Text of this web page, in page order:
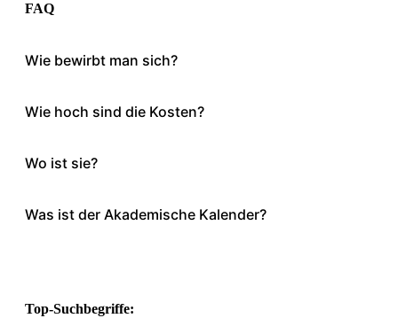
FAQ
Wie bewirbt man sich?
Wie hoch sind die Kosten?
Wo ist sie?
Was ist der Akademische Kalender?
Top-Suchbegriffe: